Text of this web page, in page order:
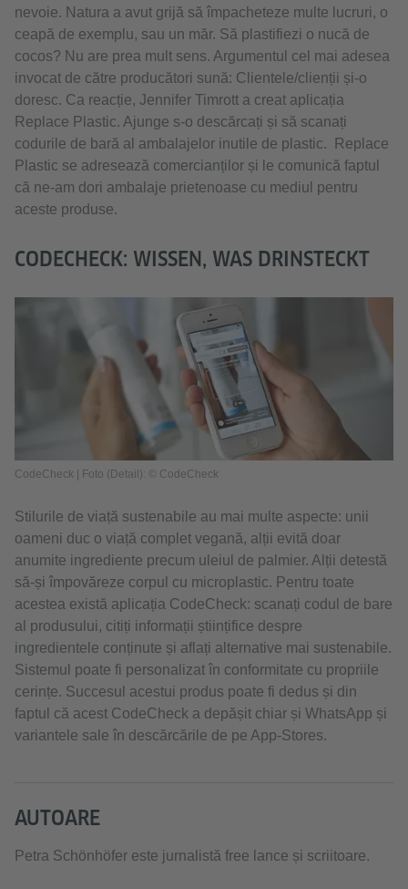
nevoie. Natura a avut grijă să împacheteze multe lucruri, o
ceapă de exemplu, sau un măr. Să plastifiezi o nucă de
cocos? Nu are prea mult sens. Argumentul cel mai adesea
invocat de către producători sună: Clientele/clienții și-o
doresc. Ca reacție, Jennifer Timrott a creat aplicația
Replace Plastic. Ajunge s-o descărcați și să scanați
codurile de bară al ambalajelor inutile de plastic. Replace
Plastic se adresează comercianților și le comunică faptul
că ne-am dori ambalaje prietenoase cu mediul pentru
aceste produse.
CODECHECK: WISSEN, WAS DRINSTECKT
CodeCheck | Foto (Detail): © CodeCheck
Stilurile de viață sustenabile au mai multe aspecte: unii
oameni duc o viață complet vegană, alții evită doar
anumite ingrediente precum uleiul de palmier. Alții detestă
să-și împovăreze corpul cu microplastic. Pentru toate
acestea există aplicația CodeCheck: scanați codul de bare
al produsului, citiți informații științifice despre
ingredientele conținute și aflați alternative mai sustenabile.
Sistemul poate fi personalizat în conformitate cu propriile
cerințe. Succesul acestui produs poate fi dedus și din
faptul că acest CodeCheck a depășit chiar și WhatsApp și
variantele sale în descărcările de pe App-Stores.
AUTOARE
Petra Schönhöfer este jurnalistă free lance și scriitoare.